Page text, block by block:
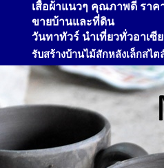
เสื้อผ้าแนวๆ คุณภาพดี ราค
ขายบ้านและที่ดิน
วันทาทัวร์ นำเที่ยวทั่วอาเซี
รับสร้างบ้านไม้สักหลังเล็กสไต